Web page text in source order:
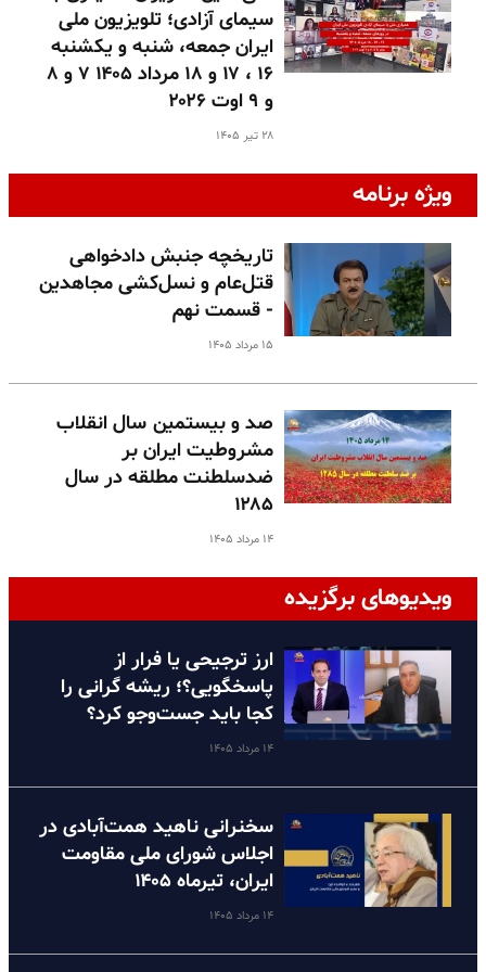
سیمای آزادی؛ تلویزیون ملی
ایران جمعه، شنبه و یکشنبه
۱۶ ، ۱۷ و ۱۸ مرداد ۱۴۰۵ ۷ و ۸
و ۹ اوت ۲۰۲۶
۲۸ تیر ۱۴۰۵
ویژه برنامه
تاریخچه جنبش دادخواهی
قتل‌عام و نسل‌کشی مجاهدین
- قسمت نهم
۱۵ مرداد ۱۴۰۵
صد و بیستمین سال انقلاب
مشروطیت ایران بر
ضدسلطنت مطلقه در سال
۱۲۸۵
۱۴ مرداد ۱۴۰۵
ویدیوهای برگزیده
ارز ترجیحی یا فرار از
پاسخگویی؟؛ ریشه گرانی را
کجا باید جست‌وجو کرد؟
۱۴ مرداد ۱۴۰۵
سخنرانی ناهید همت‌آبادی در
اجلاس شورای ملی مقاومت
ایران، تیرماه ۱۴۰۵
۱۴ مرداد ۱۴۰۵